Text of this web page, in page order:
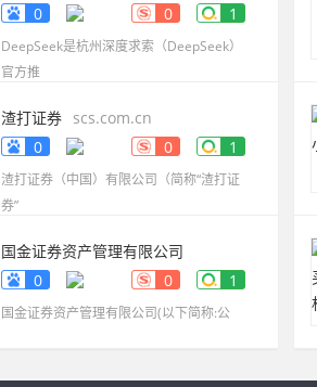
www.deepseek.com
0 0 1
DeepSeek是杭州深度求索（DeepSeek）
官方推
渣打证券 scs.com.cn
0
0 1
渣打证券（中国）有限公司（简称“渣打证
券”
国金证券资产管理有限公司
www.gjzq-zg.com.cn
0 0 1
国金证券资产管理有限公司(以下简称:公